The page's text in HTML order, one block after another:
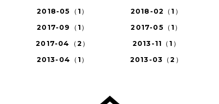
2018-05（1）
2018-02（1）
2017-09（1）
2017-05（1）
2017-04（2）
2013-11（1）
2013-04（1）
2013-03（2）